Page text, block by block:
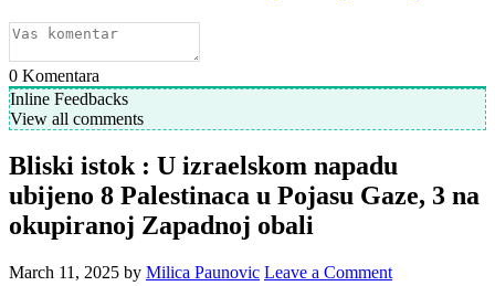
0 Komentara
Inline Feedbacks
View all comments
Bliski istok : U izraelskom napadu
ubijeno 8 Palestinaca u Pojasu Gaze, 3 na
okupiranoj Zapadnoj obali
March 11, 2025 by Milica Paunovic Leave a Comment